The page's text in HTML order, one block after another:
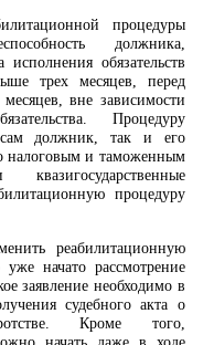
процедуры
должника,
обязательств
трех месяцев, перед
вне зависимости
Процедуру
сам должник, так и его
налоговым и таможенным
процедуру
реабилитационную
начато рассмотрение
заявление необходимо в
судебного акта о
Кроме того,